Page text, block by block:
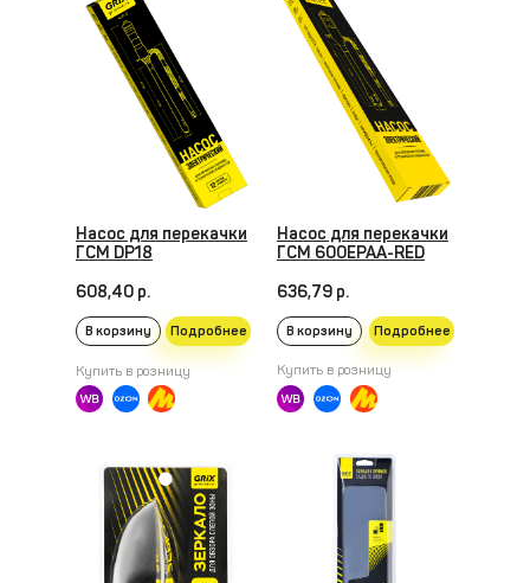
Насос для перекачки
ГСМ 600EPAA-RED
В корзину Подробнее
Купить в розницу
Насос для перекачки
ГСМ DP18
В корзину Подробнее
Купить в розницу
608,40 р. 636,79 р.
Преобразователь
ржавчины (триггер) -
Подробнее